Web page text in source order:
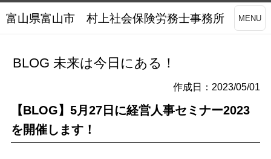
富山県富山市 村上社会保険労務士事務所 MENU
BLOG 未来は今日にある！
作成日：2023/05/01
【BLOG】5月27日に経営人事セミナー2023
を開催します！